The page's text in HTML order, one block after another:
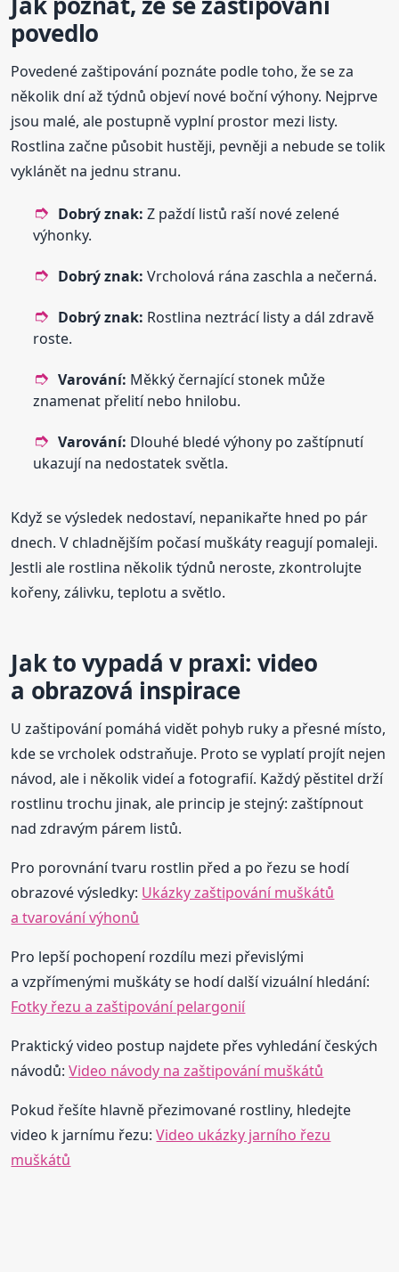
povedlo
Povedené zaštipování poznáte podle toho, že se za
několik dní až týdnů objeví nové boční výhony. Nejprve
jsou malé, ale postupně vyplní prostor mezi listy.
Rostlina začne působit hustěji, pevněji a nebude se tolik
vyklánět na jednu stranu.
Dobrý znak: Z paždí listů raší nové zelené
výhonky.
Dobrý znak: Vrcholová rána zaschla a nečerná.
Dobrý znak: Rostlina neztrácí listy a dál zdravě
roste.
Varování: Měkký černající stonek může
znamenat přelití nebo hnilobu.
Varování: Dlouhé bledé výhony po zaštípnutí
ukazují na nedostatek světla.
Když se výsledek nedostaví, nepanikařte hned po pár
dnech. V chladnějším počasí muškáty reagují pomaleji.
Jestli ale rostlina několik týdnů neroste, zkontrolujte
kořeny, zálivku, teplotu a světlo.
Jak to vypadá v praxi: video
a obrazová inspirace
U zaštipování pomáhá vidět pohyb ruky a přesné místo,
kde se vrcholek odstraňuje. Proto se vyplatí projít nejen
návod, ale i několik videí a fotografií. Každý pěstitel drží
rostlinu trochu jinak, ale princip je stejný: zaštípnout
nad zdravým párem listů.
Pro porovnání tvaru rostlin před a po řezu se hodí
obrazové výsledky: Ukázky zaštipování muškátů
a tvarování výhonů
Pro lepší pochopení rozdílu mezi převislými
a vzpřímenými muškáty se hodí další vizuální hledání:
Fotky řezu a zaštipování pelargonií
Praktický video postup najdete přes vyhledání českých
návodů:Video návody na zaštipování muškátů
Pokud řešíte hlavně přezimované rostliny, hledejte
video k jarnímu řezu:Video ukázky jarního řezu
muškátů